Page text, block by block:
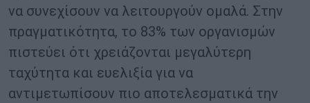
να συνεχίσουν να λειτουργούν ομαλά. Στην
πραγματικότητα, το 83% των οργανισμών
πιστεύει ότι χρειάζονται μεγαλύτερη
ταχύτητα και ευελιξία για να
αντιμετωπίσουν πιο αποτελεσματικά την